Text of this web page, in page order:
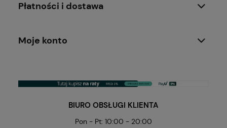
Płatności i dostawa
Moje konto
BIURO OBSŁUGI KLIENTA
Pon - Pt: 10:00 - 20:00